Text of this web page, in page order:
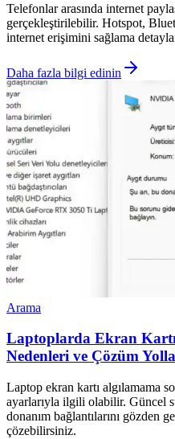
Telefonlar arasında internet
gerçekleştirilebilir. Hotspot,
internet erişimini sağlama
Daha fazla bilgi edinin
Arama
Laptoplarda Ekran
Nedenleri ve Çözüm
Laptop ekran kartı algılamama
ayarlarıyla ilgili olabilir. Güncel
donanım bağlantılarını gözden
çözebilirsiniz.